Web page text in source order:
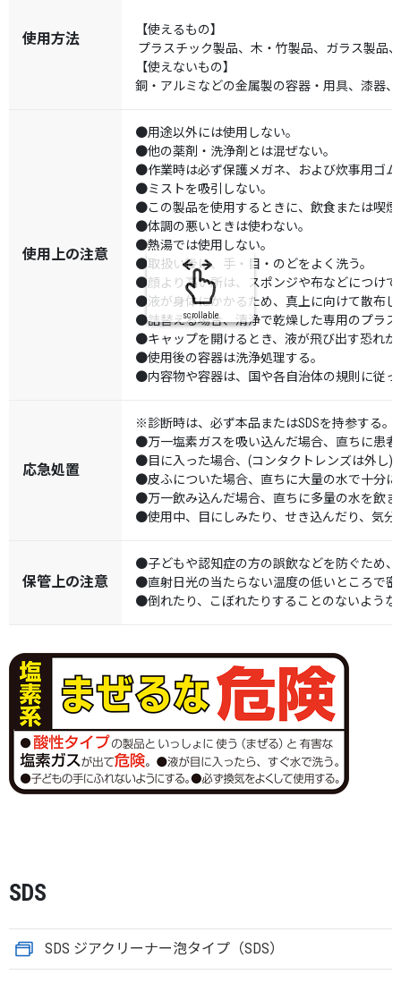
使用方法
【使えるもの】
プラスチック製品、木・竹製品、ガラス製品
【使えないもの】
銅・アルミなどの金属製の容器・用具、漆器
使用上の注意
●用途以外には使用しない。
●他の薬剤・洗浄剤とは混ぜない。
●作業時は必ず保護メガネ、および炊事用ゴ
●ミストを吸引しない。
●この製品を使用するときに、飲食または喫煙
●体調の悪いときは使わない。
●熱湯では使用しない。
●取扱い後は、手・目・のどをよく洗う。
●顔より高い所は、スポンジや布などにつけて
●液が身体にかかるため、真上に向けて散布し
●詰替える場合、清浄で乾燥した専用のプラ
●キャップを開けるとき、液が飛び出す恐れ
●使用後の容器は洗浄処理する。
●内容物や容器は、国や各自治体の規則に従っ
応急処置
※診断時は、必ず本品またはSDSを持参する。
●万一塩素ガスを吸い込んだ場合、直ちに患
●目に入った場合、(コンタクトレンズは外し)
●皮ふについた場合、直ちに大量の水で十分
●万一飲み込んだ場合、直ちに多量の水を飲
●使用中、目にしみたり、せき込んだり、気
保管上の注意
●子どもや認知症の方の誤飲などを防ぐため
●直射日光の当たらない温度の低いところで
●倒れたり、こぼれたりすることのないような
scrollable
SDS
SDS ジアクリーナー泡タイプ（SDS）